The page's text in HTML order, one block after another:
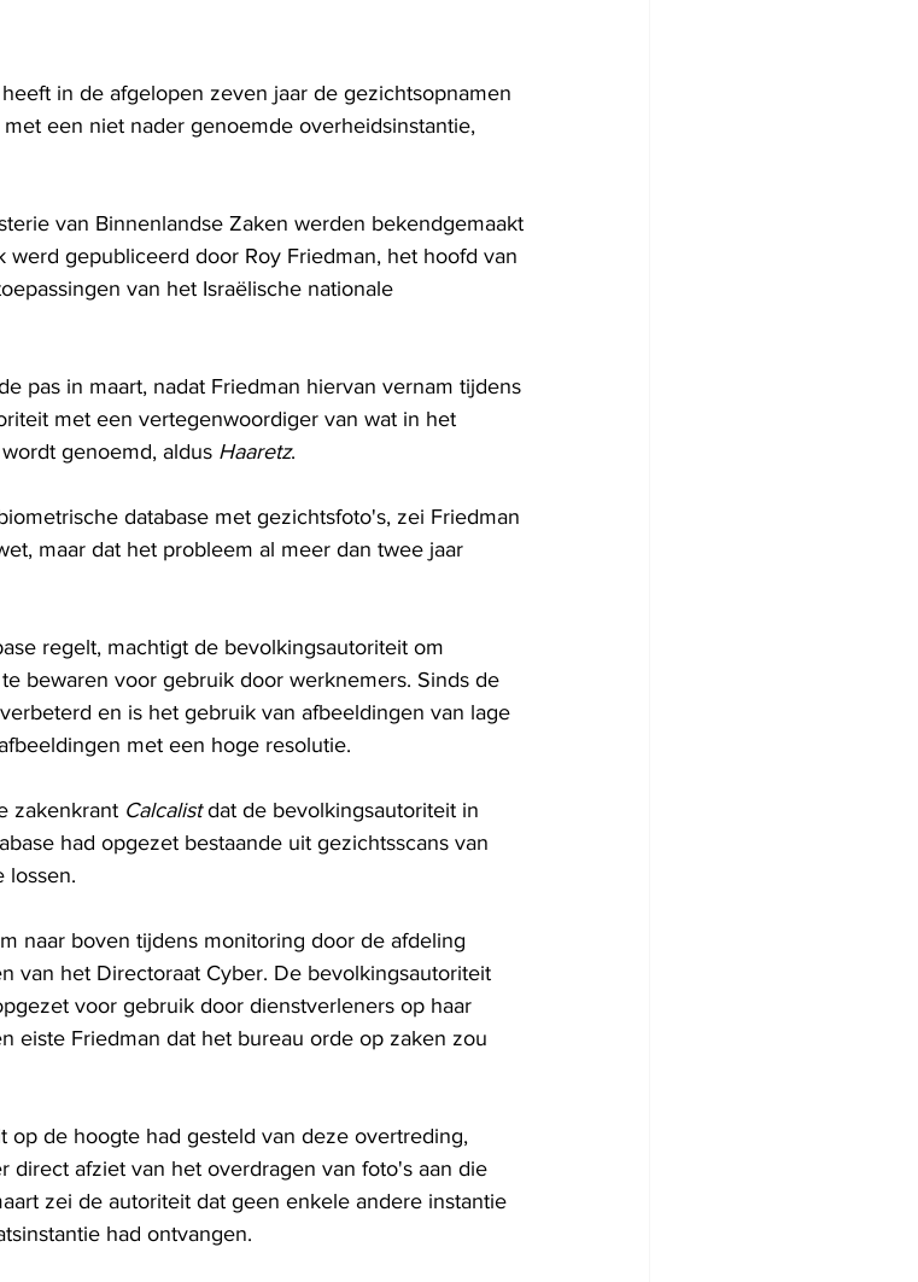
in de afgelopen zeven jaar de gezichtsopnamen
een niet nader genoemde overheidsinstantie,
van Binnenlandse Zaken werden bekendgemaakt
gepubliceerd door Roy Friedman, het hoofd van
van het Israëlische nationale
pas in maart, nadat Friedman hiervan vernam tijdens
met een vertegenwoordiger van wat in het
genoemd, aldus Haaretz.
database met gezichtsfoto's, zei Friedman
maar dat het probleem al meer dan twee jaar
regelt, machtigt de bevolkingsautoriteit om
bewaren voor gebruik door werknemers. Sinds de
en is het gebruik van afbeeldingen van lage
met een hoge resolutie.
zakenkrant Calcalist dat de bevolkingsautoriteit in
had opgezet bestaande uit gezichtsscans van
lossen.
naar boven tijdens monitoring door de afdeling
van het Directoraat Cyber. De bevolkingsautoriteit
voor gebruik door dienstverleners op haar
eiste Friedman dat het bureau orde op zaken zou
op de hoogte had gesteld van deze overtreding,
direct afziet van het overdragen van foto's aan die
zei de autoriteit dat geen enkele andere instantie
had ontvangen.